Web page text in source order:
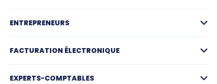
ENTREPRENEURS
Logiciel de devis
Gestion des achats
FACTURATION ÉLECTRONIQUE
Plateforme agréée de facturation électronique
EXPERTS-COMPTABLES